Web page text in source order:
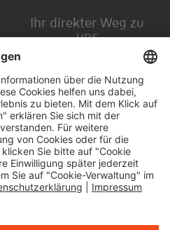
Ihr direkter Weg zu
uns
Karriere